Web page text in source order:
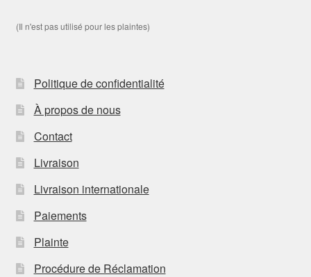
(Il n'est pas utilisé pour les plaintes)
Politique de confidentialité
À propos de nous
Contact
Livraison
Livraison internationale
Paiements
Plainte
Procédure de Réclamation